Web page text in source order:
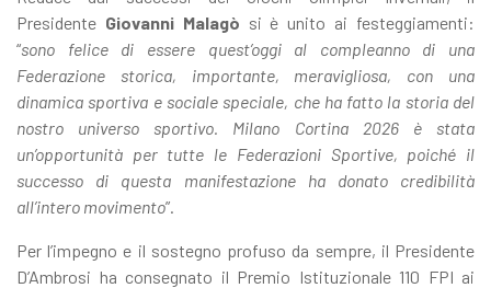
Presidente Giovanni Malagò si è unito ai festeggiamenti:
“sono felice di essere quest’oggi al compleanno di una
Federazione storica, importante, meravigliosa, con una
dinamica sportiva e sociale speciale, che ha fatto la storia del
nostro universo sportivo. Milano Cortina 2026 è stata
un’opportunità per tutte le Federazioni Sportive, poiché il
successo di questa manifestazione ha donato credibilità
all’intero movimento”.
Per l’impegno e il sostegno profuso da sempre, il Presidente
D’Ambrosi ha consegnato il Premio Istituzionale 110 FPI ai